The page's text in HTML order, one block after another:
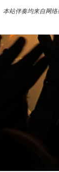
本站伴奏均来自网